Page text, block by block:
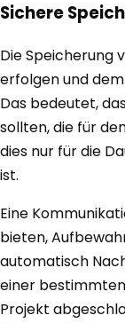
Sichere
Die Speicherung
erfolgen und
Das bedeutet,
sollten, die für
dies nur für die
ist.
Eine
bieten,
automatisch
einer
Projekt